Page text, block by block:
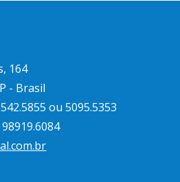
164
- Brasil
ou 5095.5353